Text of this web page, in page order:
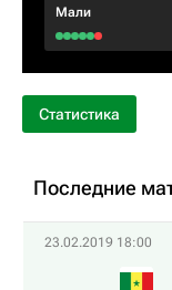
Мали
Статистика
Последние
23.02.2019 18:00